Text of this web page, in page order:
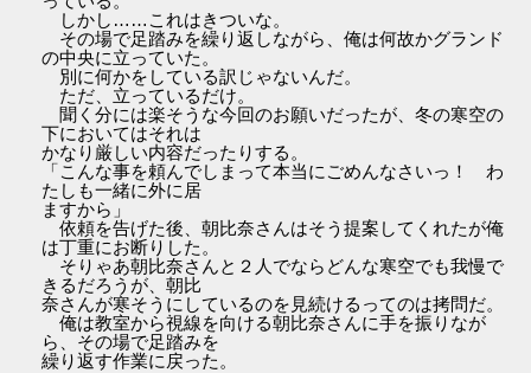
しかし……これはきついな。
その場で足踏みを繰り返しながら、俺は何故かグランド
の中央に立っていた。
別に何かをしている訳じゃないんだ。
ただ、立っているだけ。
聞く分には楽そうな今回のお願いだったが、冬の寒空の
下においてはそれは
かなり厳しい内容だったりする。
「こんな事を頼んでしまって本当にごめんなさいっ！ わ
たしも一緒に外に居
ますから」
依頼を告げた後、朝比奈さんはそう提案してくれたが俺
は丁重にお断りした。
そりゃあ朝比奈さんと２人でならどんな寒空でも我慢で
きるだろうが、朝比
奈さんが寒そうにしているのを見続けるってのは拷問だ。
俺は教室から視線を向ける朝比奈さんに手を振りなが
ら、その場で足踏みを
繰り返す作業に戻った。